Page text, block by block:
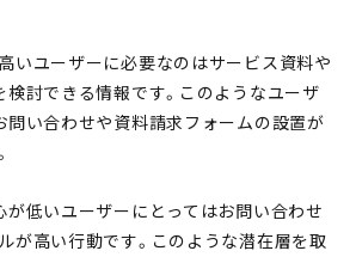
いユーザーに必要なのはサービス資料や
検討できる情報です。このようなユーザ
問い合わせや資料請求フォームの設置が
が低いユーザーにとってはお問い合わせ
が高い行動です。このような潜在層を取